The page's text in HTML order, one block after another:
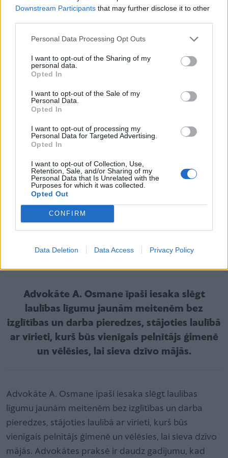
Downstream Participants that may further disclose it to other
Personal Data Processing Opt Outs
I want to opt-out of the Sharing of my
personal data.
Opted In
I want to opt-out of the Sale of my
Personal Data.
Opted In
I want to opt-out of processing my
Personal Data for Targeted Advertising.
Opted In
I want to opt-out of Collection, Use,
Retention, Sale, and/or Sharing of my
Personal Data that Is Unrelated with the
Purposes for which it was collected.
Opted Out
CONFIRM
Data Deletion Data Access Privacy Policy
Līgums ir pušu savstarpēja vienošanās, tādēļ, ja tavs
Kas jāzina?
Jāapzinās mantiskais stāvoklis līguma slēgšanas
brīdī. Nevajadzētu aizmirst arī personiskās
līgumā paredzēt, kam piederēs vijole. Strīda dusmās
viena puse var to neatdot, bet varbūt otram tā ir
nepieciešama profesionālai darbībai. Tie var būt arī
citi vērtīgi priekšmeti, piemēram, vārdnīcas,
grāmatas.
Ja laulības laikā kādai no pusēm tiek uzdāvināts vai
mantojumā iegūts vērtīgs priekšmets, piemēram,
atsevišķi.
Advokāte A. Osmane īpaši iesaka slēgt
laulības līgumu jaunām meitenēm bez
izglītības un darba pieredzes, stājoties laulībā
ar vīrieti, kurš būs vienīgais pelnītājs ģimenē
un vēlēsies, lai sieva dzīvo mājās.
Advokāte A. Osmane īpaši iesaka slēgt laulības
līgumu jaunām meitenēm bez izglītības un darba
pieredzes, stājoties laulībā ar vīrieti, kurš būs
vienīgais pelnītājs ģimenē un vēlēsies, lai sieva dzīvo
mājās. Ad­vokātes praksē ir daudz gadījumu, kad